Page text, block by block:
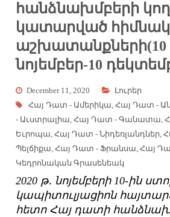
հանձնախմբերի
կատարված
աշխատանքների(10
նոյեմբեր-10
December 11, 2020
Լուրեր
Հայ Դատ - Ամերիկա,Հայ Դատ -
- Աւստրալիա,Հայ Դատ - Գանատա,
Եւրոպա,Հայ Դատ - Նիդեռլանդներ,
Պելճիքա,Հայ Դատ - Ֆրանսա,Հայ
Կեդրոնական Գրասենեակ
2020 թ․ նոյեմբերի 10-ին
կապիտուլյացիոն
հետո Հայ դատի